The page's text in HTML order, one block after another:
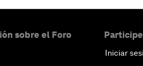
sobre el Foro
Iniciar